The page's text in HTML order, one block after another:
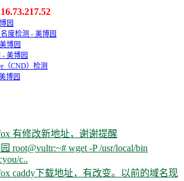
园
度检测 - 美博园
博园
- 美博园
（CND）检测
博园
有修改新地址，谢谢提醒
root@vultr:~# wget -P /usr/local/bin
c..
caddy下载地址，有改变。以前的域名现